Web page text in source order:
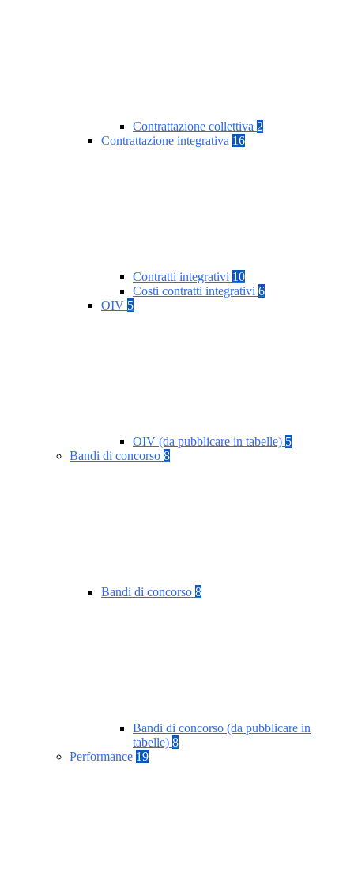
Contrattazione collettiva 2
Contrattazione integrativa 16
Contratti integrativi 10
Costi contratti integrativi 6
OIV 5
OIV (da pubblicare in tabelle) 5
Bandi di concorso 8
Bandi di concorso 8
Bandi di concorso (da pubblicare in
tabelle) 8
Performance 19